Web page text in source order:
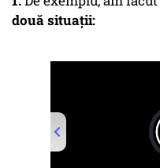
două situații: